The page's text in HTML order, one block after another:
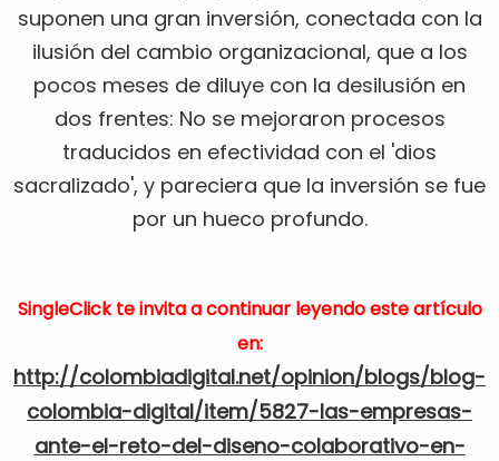
suponen una gran inversión, conectada con la
ilusión del cambio organizacional, que a los
pocos meses de diluye con la desilusión en
dos frentes: No se mejoraron procesos
traducidos en efectividad con el 'dios
sacralizado', y pareciera que la inversión se fue
por un hueco profundo.
SingleClick te invita a continuar leyendo este artículo
en:
http://colombiadigital.net/opinion/blogs/blog-
colombia-digital/item/5827-las-empresas-
ante-el-reto-del-diseno-colaborativo-en-